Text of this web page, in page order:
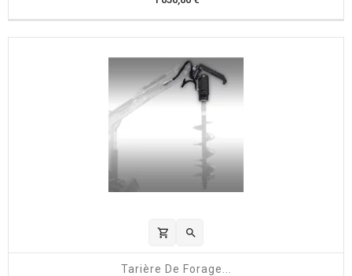
x
shopping_cart 
Tarière De Forage...